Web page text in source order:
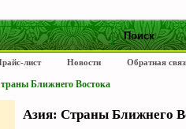
лист Новости Обратная
Ближнего Востока
Азия: Страны Ближнего